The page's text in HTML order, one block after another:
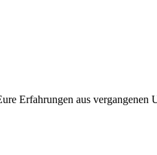
Erfahrungen aus vergangenen